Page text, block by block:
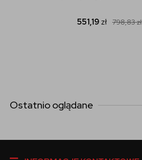
551,19 zł 798,83zł
Ostatnio oglądane